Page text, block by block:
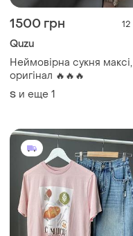
1500 грн 12
Quzu
Неймовірна сукня максі,
оригінал 🔥🔥🔥
S и еще 1